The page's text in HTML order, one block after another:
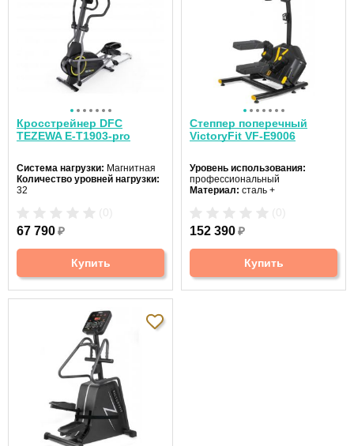
Кросстрейнер DFC
TEZEWA E-T1903-pro
Система нагрузки: Магнитная
Количество уровней нагрузки:
32
Количество программ:
67 790₽
Купить
Степпер поперечный
VictoryFit VF-E9006
Уровень использования:
профессиональный
Материал: сталь +
пользователя:
152 390₽
Купить